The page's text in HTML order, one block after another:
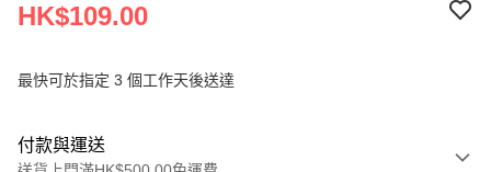
HK$109.00
最快可於指定 3 個工作天後送達
付款與運送